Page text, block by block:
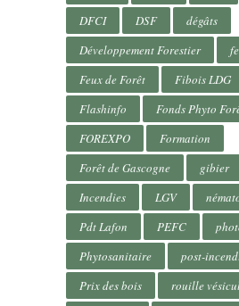
DFCI
DSF
dégâts
Développement Forestier
Feux de Forêt
Fibois LDG
Flashinfo
Fonds Phyto
FOREXPO
Formation
Forêt de Gascogne
gibier
Incendies
LGV
Pdt Lafon
PEFC
Phytosanitaire
post-
Prix des bois
rouille